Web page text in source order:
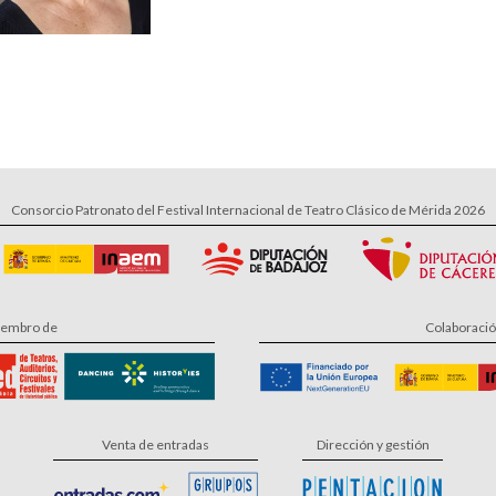
Consorcio Patronato del Festival Internacional de Teatro Clásico de Mérida 2026
de
Venta de entradas Dirección y gestión